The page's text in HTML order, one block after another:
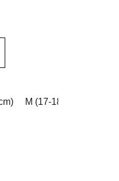
do poznámky v
20cm) XXL (20-21cm)
M (17-18cm)